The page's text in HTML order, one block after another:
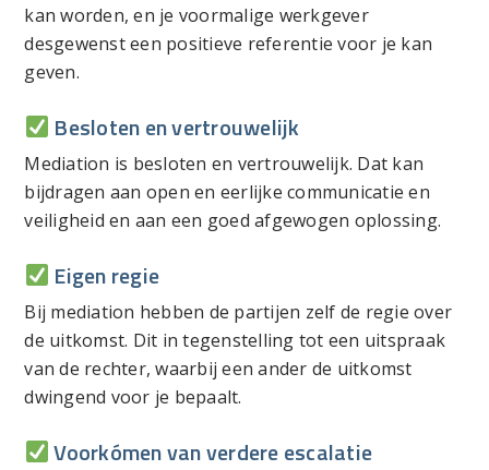
kan worden, en je voormalige werkgever
desgewenst een positieve referentie voor je kan
geven.
Besloten en vertrouwelijk
Mediation is besloten en vertrouwelijk. Dat kan
bijdragen aan open en eerlijke communicatie en
veiligheid en aan een goed afgewogen oplossing.
Eigen regie
Bij mediation hebben de partijen zelf de regie over
de uitkomst. Dit in tegenstelling tot een uitspraak
van de rechter, waarbij een ander de uitkomst
dwingend voor je bepaalt.
Voorkómen van verdere escalatie